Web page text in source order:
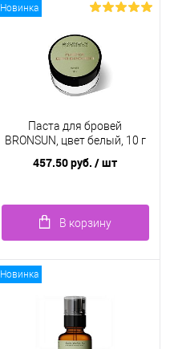
Новинка
Паста для бровей
BRONSUN, цвет белый, 10 г
457.50 руб./ шт
В корзину
Новинка